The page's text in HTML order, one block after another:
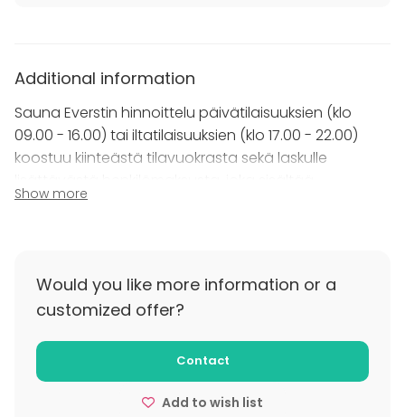
kiellettyä. Myös ruokatarjoilut tulee tilata ravintolasta.
Eversti on edullinen sauna arvokkaissa tiloissa
upealla paikalla Helsingin Katajanokalla – varaa
nyt!
Additional information
Sauna Everstin hinnoittelu päivätilaisuuksien (klo
09.00 - 16.00) tai iltatilaisuuksien (klo 17.00 - 22.00)
koostuu kiinteästä tilavuokrasta sekä laskulle
eteispalvelun ja pyyhkeet – tarkat hinnat alla:
- Henkilömaksu 16€ / hlö
Sauna Eversti vuokrattavissa yksityistilaisuuksiin
ravintolan aukioloaikojen puitteissa ja
Bunkkerikabinetin käyttö sisältyy saunan hintaan.
Katajanokan Kasinolla on anniskelulupa, joten
Show more
Would you like more information or a
customized offer?
Contact
Add to wish list